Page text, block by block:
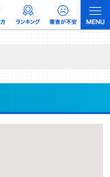
ーザーへの口コミ収集な